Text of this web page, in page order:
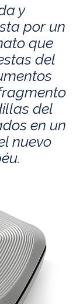
y
por un
que
del
del
en un
nuevo